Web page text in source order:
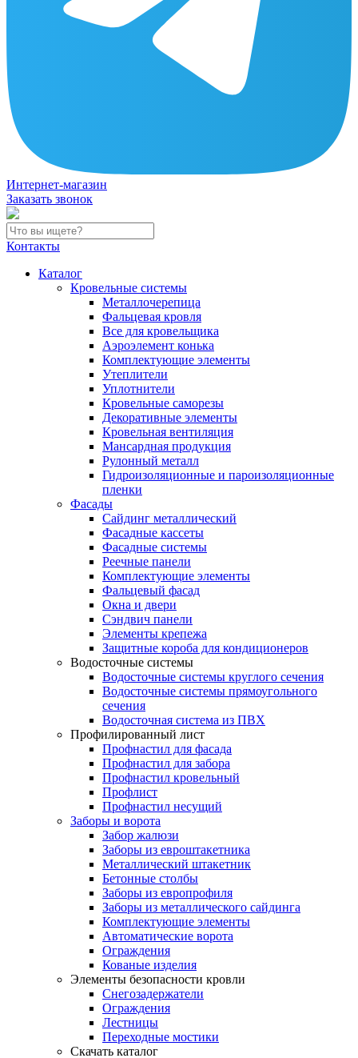
Интернет-магазин
Заказать звонок
Контакты
Каталог
Кровельные системы
Металлочерепица
Фальцевая кровля
Все для кровельщика
Аэроэлемент конька
Комплектующие элементы
Утеплители
Уплотнители
Кровельные саморезы
Декоративные элементы
Кровельная вентиляция
Мансардная продукция
Рулонный металл
Гидроизоляционные и пароизоляционные
пленки
Фасады
Сайдинг металлический
Фасадные кассеты
Фасадные системы
Реечные панели
Комплектующие элементы
Фальцевый фасад
Окна и двери
Сэндвич панели
Элементы крепежа
Защитные короба для кондиционеров
Водосточные системы
Водосточные системы круглого сечения
Водосточные системы прямоугольного
сечения
Водосточная система из ПВХ
Профилированный лист
Профнастил для фасада
Профнастил для забора
Профнастил кровельный
Профлист
Профнастил несущий
Заборы и ворота
Забор жалюзи
Заборы из евроштакетника
Металлический штакетник
Бетонные столбы
Заборы из европрофиля
Заборы из металлического сайдинга
Комплектующие элементы
Автоматические ворота
Ограждения
Кованые изделия
Элементы безопасности кровли
Снегозадержатели
Ограждения
Лестницы
Переходные мостики
Скачать каталог